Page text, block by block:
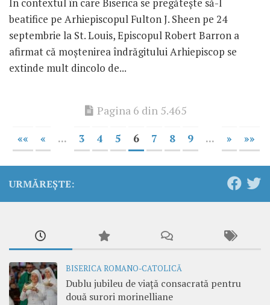
În contextul în care Biserica se pregătește să-l
beatifice pe Arhiepiscopul Fulton J. Sheen pe 24
septembrie la St. Louis, Episcopul Robert Barron a
afirmat că moștenirea îndrăgitului Arhiepiscop se
extinde mult dincolo de...
Pagina 6 din 5.465
«« « ... 3 4 5 6 7 8 9 ... » »»
URMĂREȘTE:
BISERICA ROMANO-CATOLICĂ
Dublu jubileu de viață consacrată pentru
două surori morinelliane